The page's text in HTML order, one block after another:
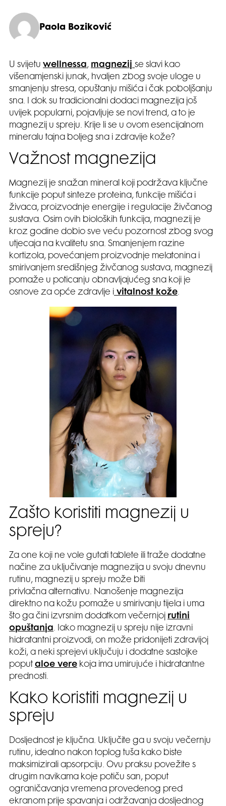
Paola Boziković
U svijetu wellnessa, magnezij se slavi kao
višenamjenski junak, hvaljen zbog svoje uloge u
smanjenju stresa, opuštanju mišića i čak poboljšanju
sna. I dok su tradicionalni dodaci magnezija još
uvijek popularni, pojavljuje se novi trend, a to je
magnezij u spreju. Krije li se u ovom esencijalnom
mineralu tajna boljeg sna i zdravije kože?
Važnost magnezija
Magnezij je snažan mineral koji podržava ključne
funkcije poput sinteze proteina, funkcije mišića i
živaca, proizvodnje energije i regulacije živčanog
sustava. Osim ovih bioloških funkcija, magnezij je
kroz godine dobio sve veću pozornost zbog svog
utjecaja na kvalitetu sna. Smanjenjem razine
kortizola, povećanjem proizvodnje melatonina i
smirivanjem središnjeg živčanog sustava, magnezij
pomaže u poticanju obnavljajućeg sna koji je
osnove za opće zdravlje i
vitalnost kože.
Zašto koristiti magnezij u
spreju?
Za one koji ne vole gutati tablete ili traže dodatne
načine za uključivanje magnezija u svoju dnevnu
rutinu, magnezij u spreju može biti
privlačna alternativu. Nanošenje magnezija
direktno na kožu pomaže u smirivanju tijela i uma
što ga čini izvrsnim dodatkom večernjoj rutini
opuštanja. Iako magnezij u spreju nije izravni
hidratantni proizvodi, on može pridonijeti zdravijoj
koži, a neki sprejevi uključuju i dodatne sastojke
poput aloe vere koja ima umirujuće i hidratantne
prednosti.
Kako koristiti magnezij u
spreju
Dosljednost je ključna. Uključite ga u svoju večernju
rutinu, idealno nakon toplog tuša kako biste
maksimizirali apsorpciju. Ovu praksu povežite s
drugim navikama koje potiču san, poput
ograničavanja vremena provedenog pred
ekranom prije spavanja i održavanja dosljednog